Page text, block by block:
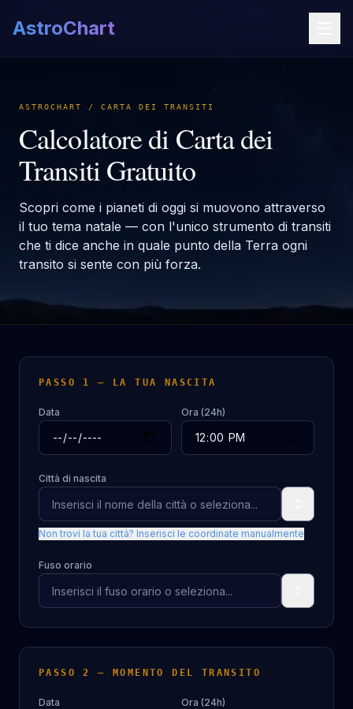
AstroChart
ASTROCHART / CARTA DEI TRANSITI
Calcolatore di Carta dei
Transiti Gratuito
Scopri come i pianeti di oggi si muovono attraverso
il tuo tema natale — con l'unico strumento di transiti
che ti dice anche in quale punto della Terra ogni
transito si sente con più forza.
PASSO 1 — LA TUA NASCITA
Data Ora (24h)
Città di nascita
Non trovi la tua città? Inserisci le coordinate manualmente
Fuso orario
PASSO 2 — MOMENTO DEL TRANSITO
Data Ora (24h)